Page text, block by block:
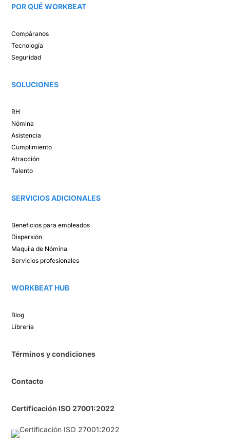
POR QUÉ WORKBEAT​
Compáranos ​
Tecnología​
Seguridad
SOLUCIONES​
RH
Nómina​
Asistencia​
Cumplimiento​
Atracción ​
Talento ​
SERVICIOS ADICIONALES
Beneficios para empleados​
Dispersión​
Maquila de Nómina​
Servicios profesionales
WORKBEAT HUB​
Blog​
Librería​
Términos y condiciones
Contacto
Certificación ISO 27001:2022